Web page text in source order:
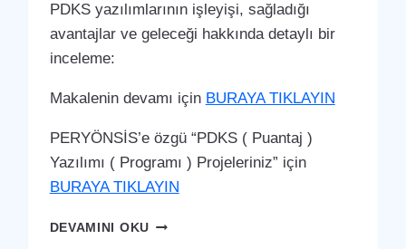
PDKS yazılımlarının işleyişi, sağladığı
avantajlar ve geleceği hakkında detaylı bir
inceleme:
Makalenin devamı için BURAYA TIKLAYIN
PERYÖNSİS’e özgü “PDKS ( Puantaj )
Yazılımı ( Programı ) Projeleriniz” için
BURAYA TIKLAYIN
DEVAMINI OKUSELÇUKLU